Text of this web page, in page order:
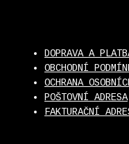
DOPRAVA A
OBCHODNÍ
OCHRANA
POŠTOVNÍ ADRESA
FAKTURAČNÍ